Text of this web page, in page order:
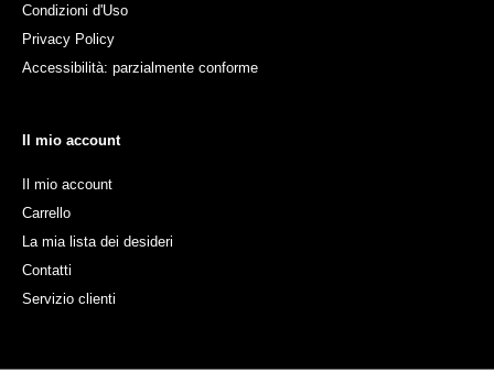
Condizioni d'Uso
Privacy Policy
Accessibilità: parzialmente conforme
Il mio account
Il mio account
Carrello
La mia lista dei desideri
Contatti
Servizio clienti